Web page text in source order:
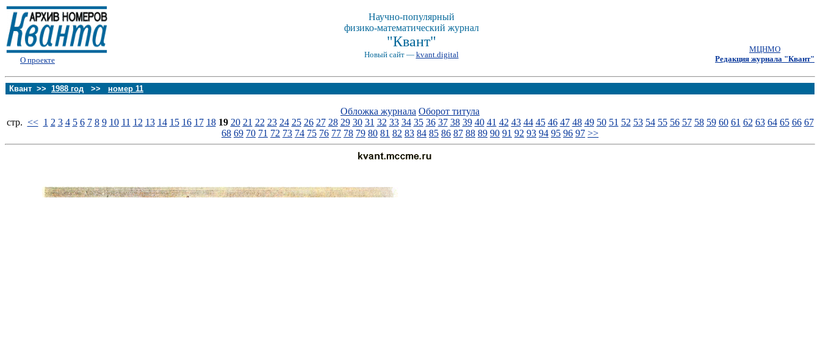
О проекте
Научно-популярный
физико-математический журнал
"Квант"
Новый сайт — kvant.digital
МЦНМО
Редакция журнала "Квант"
Квант >> 1988 год >> номер 11
Обложка журнала Оборот титула
стp. << 1 2 3 4 5 6 7 8 9 10 11 12 13 14 15 16 17 18 19 20 21 22 23 24 25 26 27 28 29 30 31 32 33 34 35 36 37 38 39 40 41 42 43 44 45 46 47 48 49 50 51 52 53 54 55 56 57 58 59 60 61 62 63 64 65 66 67
68 69 70 71 72 73 74 75 76 77 78 79 80 81 82 83 84 85 86 87 88 89 90 91 92 93 94 95 96 97 >>